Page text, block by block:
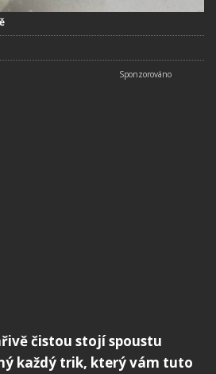
čistou stojí spoustu
každý trik, který vám tuto